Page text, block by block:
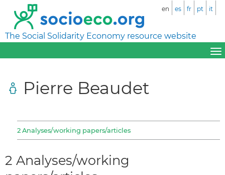
The Social Solidarity Economy resource website
en es fr pt it
Pierre Beaudet
2 Analyses/working papers/articles
2 Analyses/working